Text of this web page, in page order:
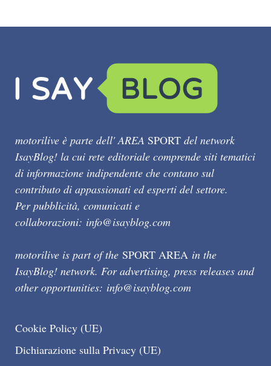
motorilive è parte dell' AREA SPORT del network
IsayBlog! la cui rete editoriale comprende siti tematici
di informazione indipendente che contano sul
contributo di appassionati ed esperti del settore.
Per pubblicità, comunicati e
collaborazioni: info@isayblog.com
motorilive is part of the SPORT AREA in the
IsayBlog! network. For advertising, press releases and
other opportunities: info@isayblog.com
Cookie Policy (UE)
Dichiarazione sulla Privacy (UE)